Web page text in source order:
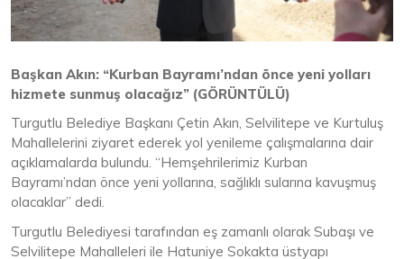
Başkan Akın: “Kurban Bayramı’ndan önce yeni yolları
hizmete sunmuş olacağız” (GÖRÜNTÜLÜ)
Turgutlu Belediye Başkanı Çetin Akın, Selvilitepe ve Kurtuluş
Mahallelerini ziyaret ederek yol yenileme çalışmalarına dair
açıklamalarda bulundu. “Hemşehrilerimiz Kurban
Bayramı’ndan önce yeni yollarına, sağlıklı sularına kavuşmuş
olacaklar” dedi.
Turgutlu Belediyesi tarafından eş zamanlı olarak Subaşı ve
Selvilitepe Mahalleleri ile Hatuniye Sokakta üstyapı